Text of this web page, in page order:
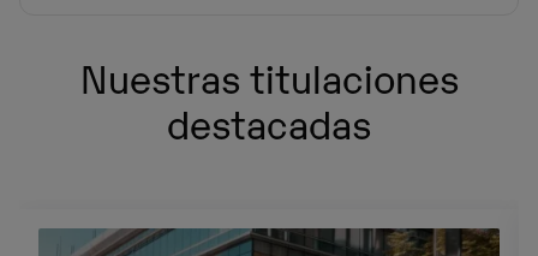
Nuestras titulaciones
destacadas